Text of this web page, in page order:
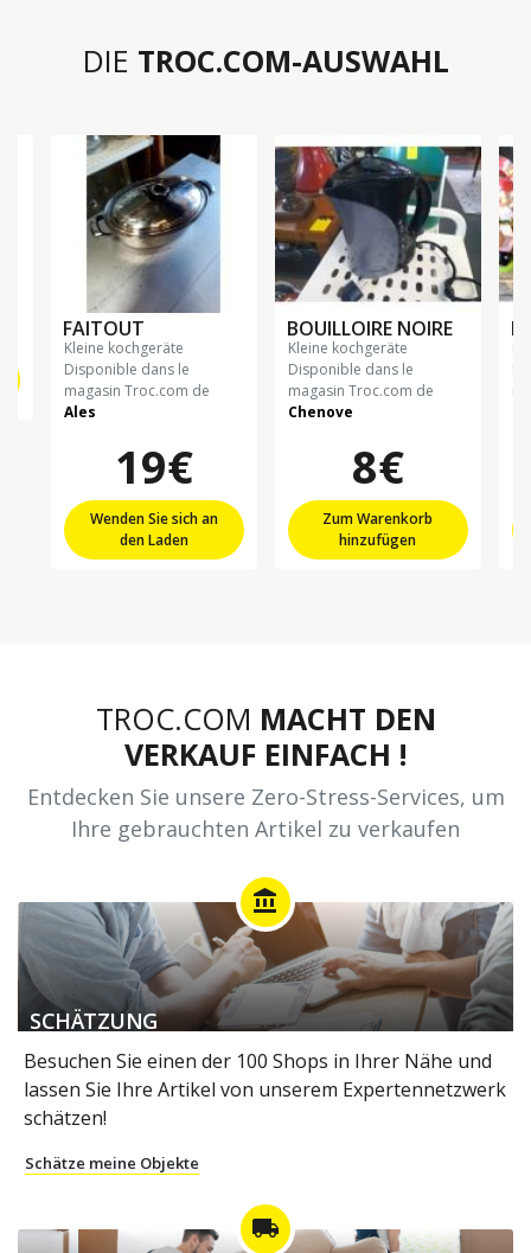
DIE TROC.COM-AUSWAHL
FAITOUT
kleine kochgeräte
Disponible dans le
magasin Troc.com de
Ales
19€
Wenden Sie sich an
den Laden
BOUILLOIRE NOIRE
kleine kochgeräte
Disponible dans le
magasin Troc.com de
Chenove
8€
Zum Warenkorb
hinzufügen
TROC.COM MACHT DEN
VERKAUF EINFACH !
Entdecken Sie unsere Zero-Stress-Services, um
Ihre gebrauchten Artikel zu verkaufen
account_balance
SCHÄTZUNG
Besuchen Sie einen der 100 Shops in Ihrer Nähe und
lassen Sie Ihre Artikel von unserem Expertennetzwerk
schätzen!
Schätze meine Objekte
local_shipping